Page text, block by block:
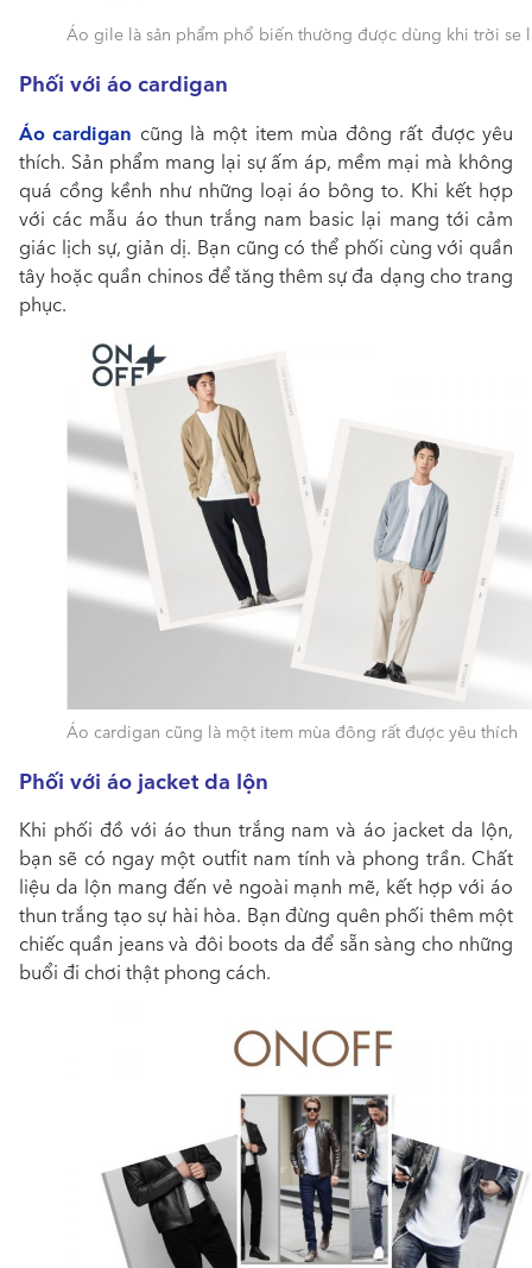
Áo gile là sản phẩm phổ biến thường được dùng khi trời se
Phối với áo cardigan
Áo cardigan cũng là một item mùa đông rất được yêu
thích. Sản phẩm mang lại sự ấm áp, mềm mại mà không
quá cồng kềnh như những loại áo bông to. Khi kết hợp
với các mẫu áo thun trắng nam basic lại mang tới cảm
giác lịch sự, giản dị. Bạn cũng có thể phối cùng với quần
tây hoặc quần chinos để tăng thêm sự đa dạng cho trang
phục.
Áo cardigan cũng là một item mùa đông rất được yêu thích
Phối với áo jacket da lộn
Khi phối đồ với áo thun trắng nam và áo jacket da lộn,
bạn sẽ có ngay một outfit nam tính và phong trần. Chất
liệu da lộn mang đến vẻ ngoài mạnh mẽ, kết hợp với áo
thun trắng tạo sự hài hòa. Bạn đừng quên phối thêm một
chiếc quần jeans và đôi boots da để sẵn sàng cho những
buổi đi chơi thật phong cách.